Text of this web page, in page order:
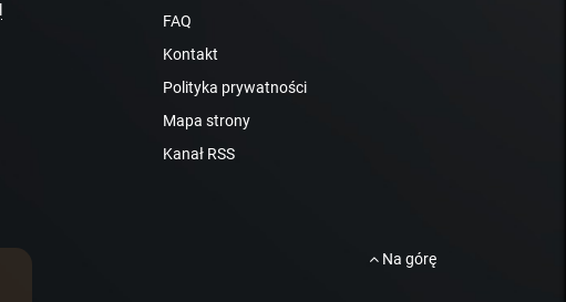
FAQ
Kontakt
Polityka prywatności
Mapa strony
Kanał RSS
Na górę